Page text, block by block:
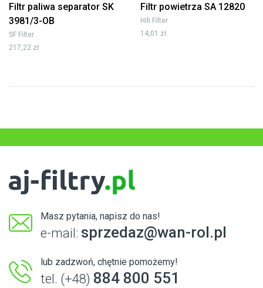
Filtr paliwa separator SK
3981/3-OB
SF Filter
217,22 zł
Filtr powietrza SA 12820
Hifi Filter
14,01 zł
Masz pytania, napisz do nas!
e-mail: sprzedaz@wan-rol.pl
lub zadzwoń, chętnie pomożemy!
tel. (+48) 884 800 551